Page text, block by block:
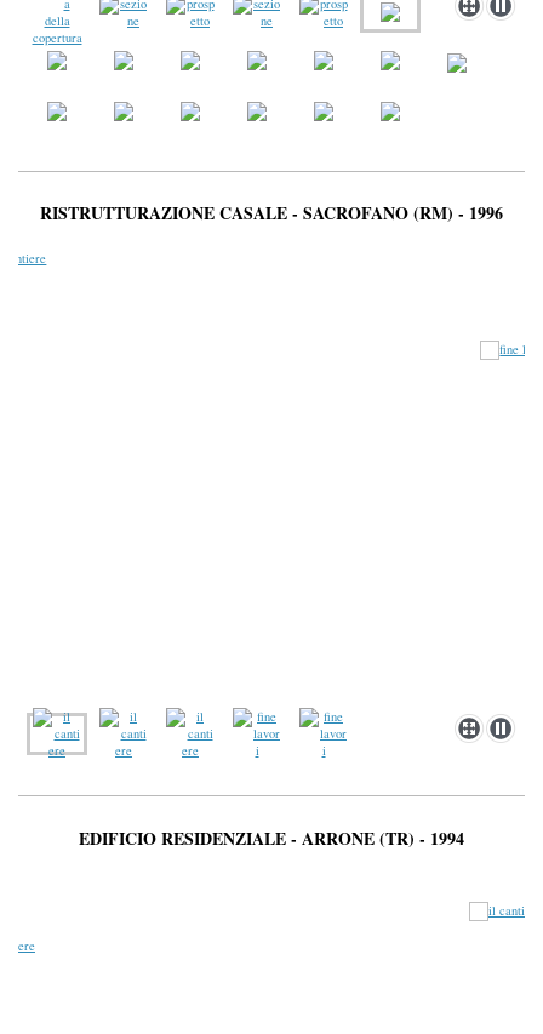
RISTRUTTURAZIONE CASALE - SACROFANO (RM) - 1996
EDIFICIO RESIDENZIALE - ARRONE (TR) - 1994